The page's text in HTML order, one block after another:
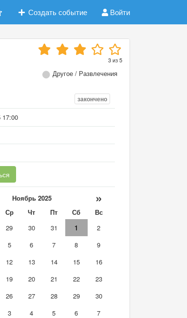
Создать событие Войти
3из5
Другое / Развлечения
закончено
17:00
Ноябрь 2025 »
Ср Чт Пт Сб
Вс
29 30 31 1
2
5 6 7 8
9
12 13 14 15
16
19 20 21 22
23
26 27 28 29
30
3 4 5 6 7